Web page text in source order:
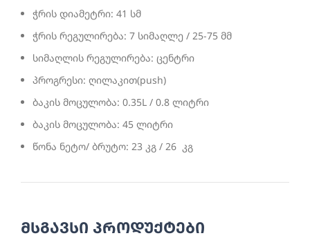
ჭრის დიამეტრი: 41 სმ
ჭრის რეგულირება: 7 სიმაღლე / 25-75 მმ
სიმაღლის რეგულირება: ცენტრი
პროგრესი: ღილაკით(push)
ბაკის მოცულობა: 0.35L / 0.8 ლიტრი
ბაკის მოცულობა: 45 ლიტრი
წონა ნეტო/ ბრუტო: 23 კგ / 26 კგ
მსგავსი პროდუქტები